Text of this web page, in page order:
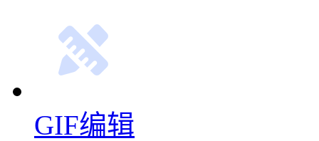
GIF编辑